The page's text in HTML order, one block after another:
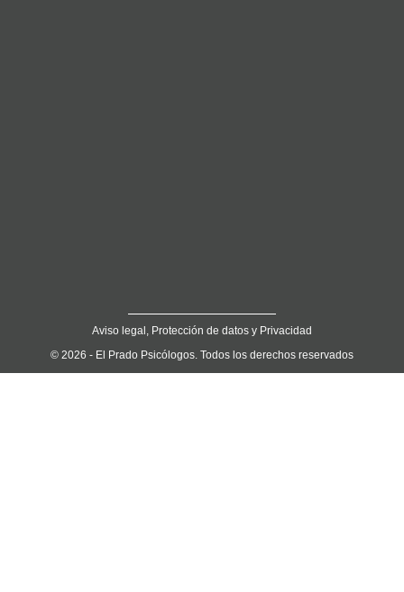
Aviso legal, Protección de datos y Privacidad
© 2026 - El Prado Psicólogos. Todos los derechos reservados